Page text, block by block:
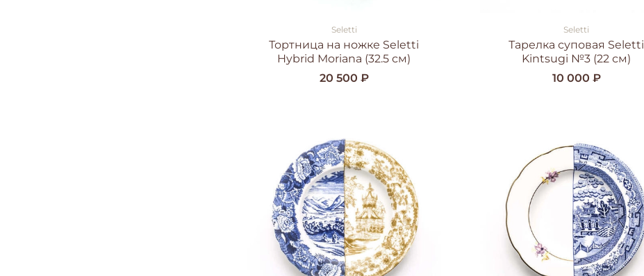
Seletti
Тортница на ножке Seletti
Hybrid Moriana (32.5 см)
20 500 ₽
Seletti
Тарелка суповая Seletti
Kintsugi №3 (22 см)
10 000 ₽